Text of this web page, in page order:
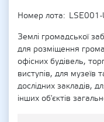
Номер лота
Землі громадської
для розміщення
офісних будівель,
виступів, для музеїв
дослідних закладів,
інших об'єктів